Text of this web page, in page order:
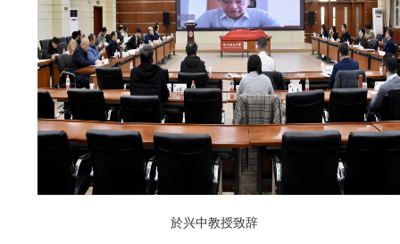
於兴中教授致辞